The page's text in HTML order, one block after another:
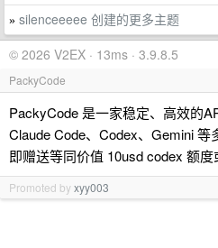
» silenceeeee 创建的更多主题
© 2026 V2EX · 13ms · 3.9.8.5
PackyCode
PackyCode 是一家稳定、高效的
Claude Code、Codex、Gemini
即赠送等同价值 10usd codex 额
Promoted byxyy003